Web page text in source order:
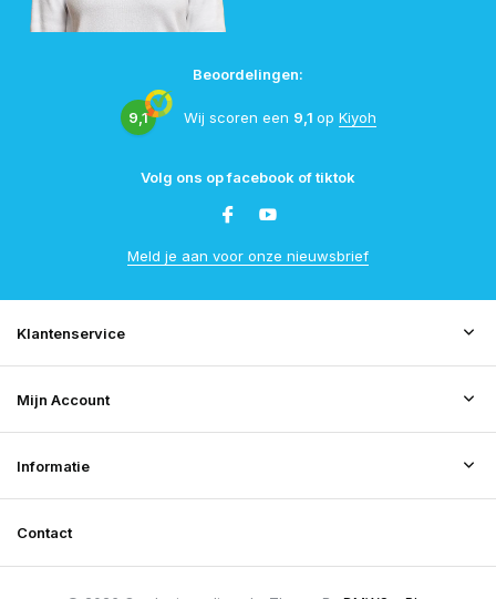
Beoordelingen:
9,1 Wij scoren een 9,1 op Kiyoh
Volg ons op facebook of tiktok
Meld je aan voor onze nieuwsbrief
Klantenservice
Mijn Account
Informatie
Contact